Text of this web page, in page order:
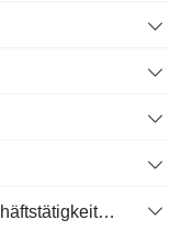
Gewinne aus fortlaufenden Geschäftstätigkeiten, 1 Jahr Wachstumsrate %